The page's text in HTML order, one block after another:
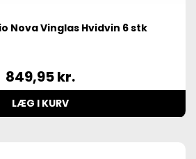
Nova Vinglas Hvidvin 6 stk
849,95kr.
LÆG I KURV